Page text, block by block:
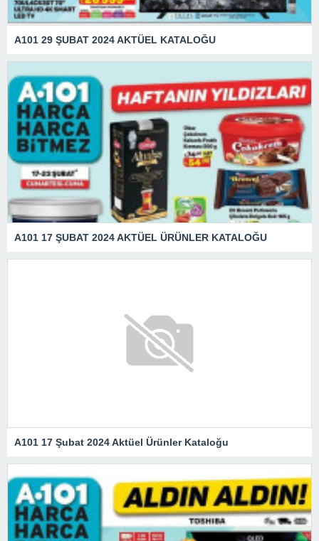
A101 29 ŞUBAT 2024 AKTÜEL KATALOĞU
A101 17 ŞUBAT 2024 AKTÜEL ÜRÜNLER KATALOĞU
A101 17 Şubat 2024 Aktüel Ürünler Kataloğu